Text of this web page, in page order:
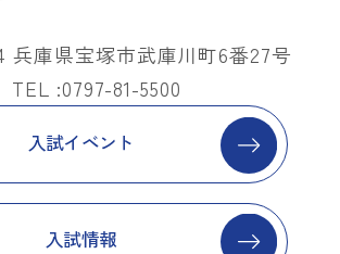
兵庫県宝塚市武庫川町6番27号
TEL :0797-81-5500
入試イベント
入試情報